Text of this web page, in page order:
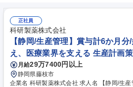
正社員
科研製薬株式会社
【静岡/生産管理】賞与計6か月
え、医療業界を支える 生産計画
月給29万7400円以上
静岡県藤枝市
企業名 科研製薬株式会社 求人名 【静岡/生産管理】賞与計6か月分/多品目